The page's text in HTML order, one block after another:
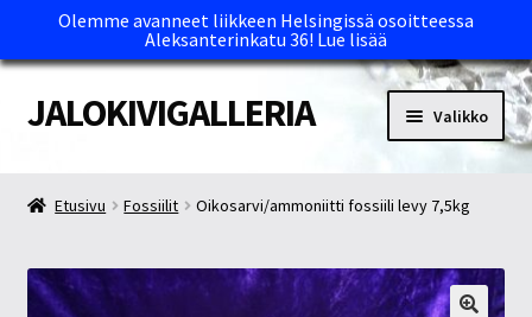
Olemme avanneet liikkeen Helsingissä osoitteessa
Aleksanterinkatu 36! Lue lisää
Siirry
navigointiin
Siirry
sisältöön
JALOKIVIGALLERIA Valikko
Maksutavat ja Tärkeää tietää
Etusivu Fossiilit Oikosarvi/ammoniitti fossiili levy 7,5kg